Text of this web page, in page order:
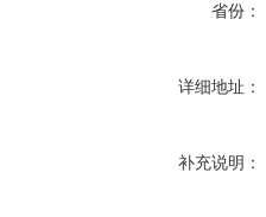
省份：
详细地址：
补充说明：